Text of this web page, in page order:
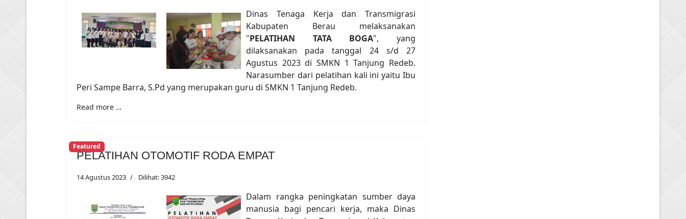
Dinas Tenaga Kerja dan Transmigrasi
Kabupaten Berau melaksanakan
"PELATIHAN TATA BOGA", yang
dilaksanakan pada tanggal 24 s/d 27
Agustus 2023 di SMKN 1 Tanjung Redeb.
Narasumber dari pelatihan kali ini yaitu Ibu
Peri Sampe Barra, S.Pd yang merupakan guru di SMKN 1 Tanjung Redeb.
Read more …
Featured
PELATIHAN OTOMOTIF RODA EMPAT
14 Agustus 2023 Dilihat: 3942
Dalam rangka peningkatan sumber daya
manusia bagi pencari kerja, maka Dinas